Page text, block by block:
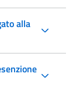
alla